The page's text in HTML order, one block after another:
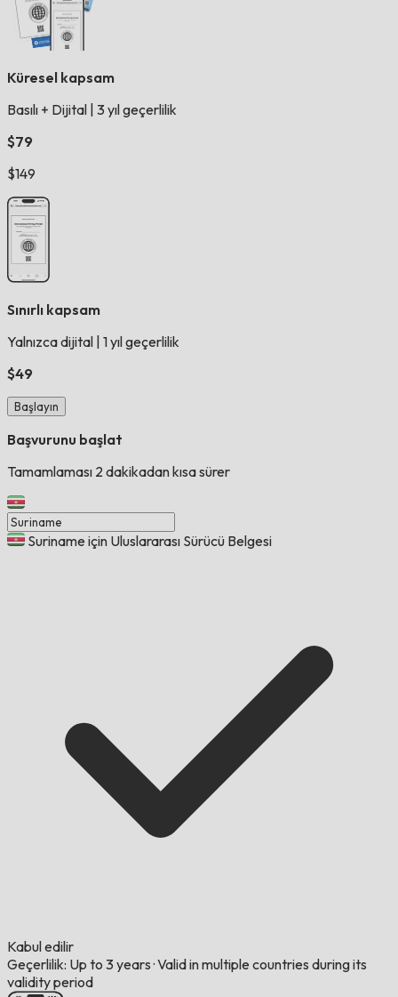
Küresel kapsam
Basılı + Dijital 3 yıl geçerlilik
$79
$149
Sınırlı kapsam
Yalnızca dijital 1 yıl geçerlilik
$49
Başlayın
Başvurunu başlat
Tamamlaması 2 dakikadan kısa sürer
Suriname için Uluslararası Sürücü Belgesi
Kabul edilir
Geçerlilik: Up to 3 years ·Valid in multiple countries during its
validity period